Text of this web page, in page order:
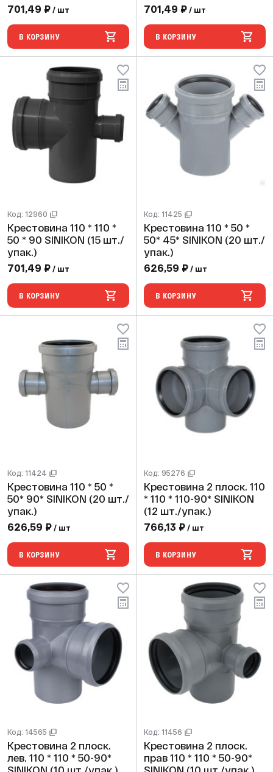
701,49 ₽ / шт
В КОРЗИНУ
701,49 ₽ / шт
В КОРЗИНУ
Код: 12960
Крестовина 110 * 110 *
50 * 90 SINIKON (15 шт./
упак.)
701,49 ₽ / шт
В КОРЗИНУ
Код: 11425
Крестовина 110 * 50 *
50* 45* SINIKON (20 шт./
упак.)
626,59 ₽ / шт
В КОРЗИНУ
Код: 11424
Крестовина 110 * 50 *
50* 90* SINIKON (20 шт./
упак.)
626,59 ₽ / шт
В КОРЗИНУ
Код: 95276
Крестовина 2 плоск. 110
* 110 * 110-90* SINIKON
(12 шт./упак.)
766,13 ₽ / шт
В КОРЗИНУ
Код: 14565
Крестовина 2 плоск.
лев. 110 * 110 * 50-90*
Код: 11456
Крестовина 2 плоск.
прав 110 * 110 * 50-90*